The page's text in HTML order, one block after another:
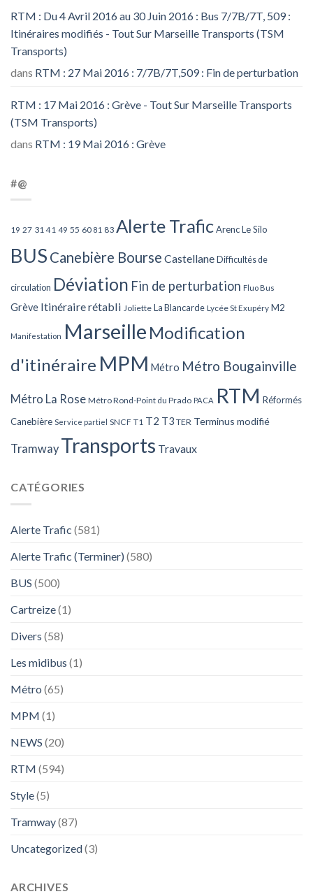
RTM : Du 4 Avril 2016 au 30 Juin 2016 : Bus 7/7B/7T, 509 :
Itinéraires modifiés - Tout Sur Marseille Transports (TSM
Transports)
dans RTM : 27 Mai 2016 : 7/7B/7T,509 : Fin de perturbation
RTM : 17 Mai 2016 : Grève - Tout Sur Marseille Transports
(TSM Transports)
dans RTM : 19 Mai 2016 : Grève
#@
19 27 31 41 49 55 60 81 83 Alerte TraficArenc Le Silo
BUS Canebière Bourse Castellane Difficultés de
circulation Déviation Fin de perturbation Fluo Bus
Grève Itinéraire rétabli Joliette La Blancarde Lycée St Exupéry M2
Manifestation Marseille Modification
d'itinéraire MPM Métro Métro Bougainville
Métro La Rose Métro Rond-Point du Prado PACA RTM Réformés
Canebière Service partiel SNCF T1 T2 T3 TER Terminus modifié
Tramway Transports Travaux
CATÉGORIES
Alerte Trafic (581)
Alerte Trafic (Terminer) (580)
BUS (500)
Cartreize(1)
Divers (58)
Les midibus (1)
Métro (65)
MPM (1)
NEWS (20)
RTM (594)
Style(5)
Tramway(87)
Uncategorized(3)
ARCHIVES